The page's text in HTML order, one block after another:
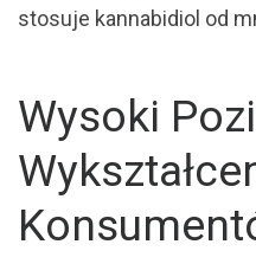
stosuje kannabidiol od
Wysoki